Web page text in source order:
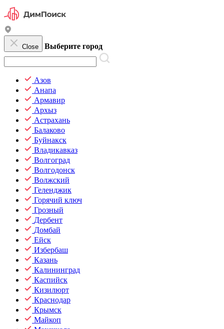
Close Выберите город
Азов
Анапа
Армавир
Архыз
Астрахань
Балаково
Буйнакск
Владикавказ
Волгоград
Волгодонск
Волжский
Геленджик
Горячий ключ
Грозный
Дербент
Домбай
Ейск
Избербаш
Казань
Калининград
Каспийск
Кизилюрт
Краснодар
Крымск
Майкоп